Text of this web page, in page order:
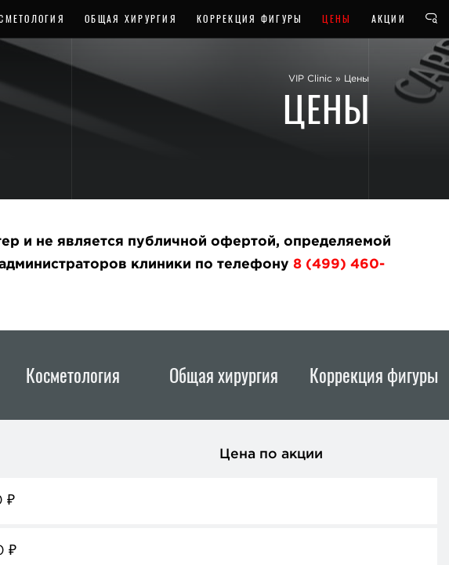
ОБЩАЯ ХИРУРГИЯ КОРРЕКЦИЯ ФИГУРЫ ЦЕНЫ АКЦИИ
VIP Clinic » Цены
ЦЕНЫ
и не является публичной офертой, определяемой
клиники по телефону 8 (499) 460-
Косметология Общая хирургия Коррекция фигуры
Цена по акции
₽
₽